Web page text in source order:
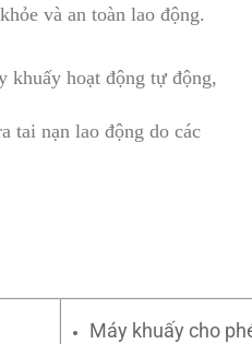
và an toàn lao động.
khuấy hoạt động tự động,
tai nạn lao động do các
Máy khuấy cho